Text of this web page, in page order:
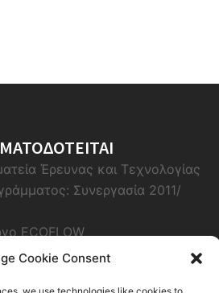
Cookie Consent
Έρευνας και Τεχνολογίας
Συνεργασία 2011/
ECOFLOW